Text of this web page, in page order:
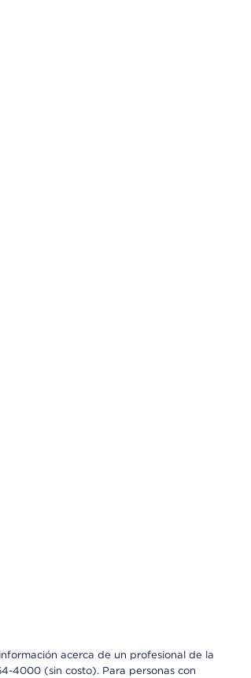
acerca de un profesional de la
4000 (sin costo). Para personas con